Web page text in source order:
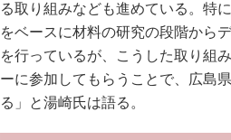
る取り組みなども進めている。特
をベースに材料の研究の段階から
を行っているが、こうした取り組
ーに参加してもらうことで、広島
る」と湯崎氏は語る。